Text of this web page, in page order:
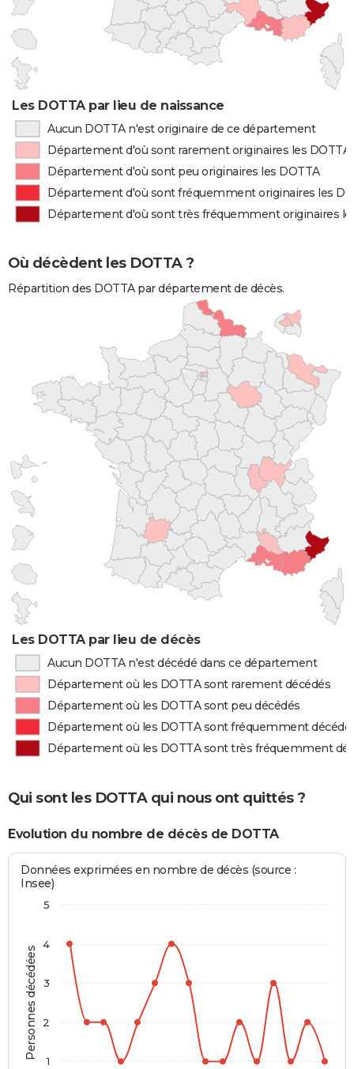
Les DOTTA par lieu de naissance
Aucun DOTTA n'est originaire de ce département
Département d'où sont rarement originaires les DOTTA
Département d'où sont peu originaires les DOTTA
Département d'où sont fréquemment originaires les
Département d'où sont très fréquemment originaires
Où décèdent les DOTTA ?
Répartition des DOTTA par département de décès.
Les DOTTA par lieu de décès
Aucun DOTTA n'est décédé dans ce département
Département où les DOTTA sont rarement décédés
Département où les DOTTA sont peu décédés
Département où les DOTTA sont fréquemment
Département où les DOTTA sont très fréquemment
Qui sont les DOTTA qui nous ont quittés ?
Evolution du nombre de décès de DOTTA
Personnes décédées
Données exprimées en nombre de décès (source :
Insee)
1
2
3
4
5